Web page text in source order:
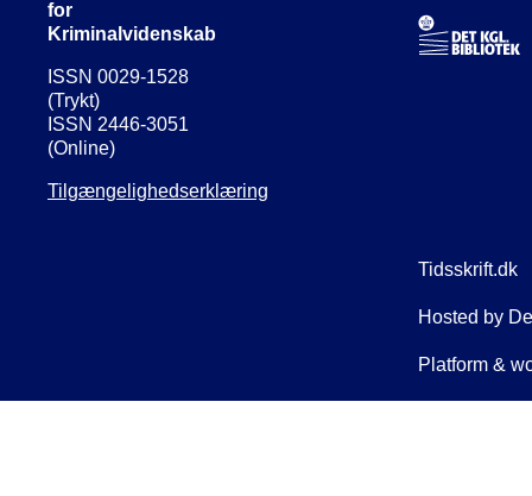
for
Kriminalvidenskab
ISSN 0029-1528
(Trykt)
ISSN 2446-3051
(Online)
Tilgængelighedserklæring